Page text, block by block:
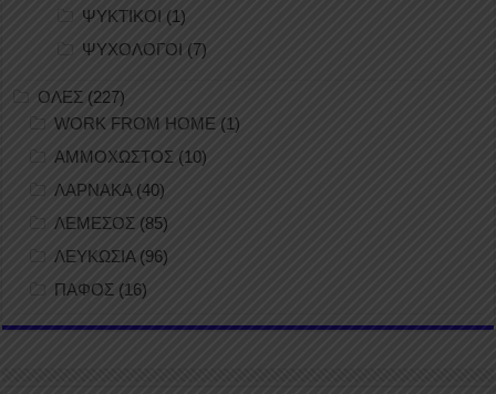
ΨΥΚΤΙΚΟΙ (1)
ΨΥΧΟΛΟΓΟΙ (7)
ΟΛΕΣ (227)
WORK FROM HOME (1)
ΑΜΜΟΧΩΣΤΟΣ (10)
ΛΑΡΝΑΚΑ(40)
ΛΕΜΕΣΟΣ (85)
ΛΕΥΚΩΣΙΑ(96)
ΠΑΦΟΣ (16)